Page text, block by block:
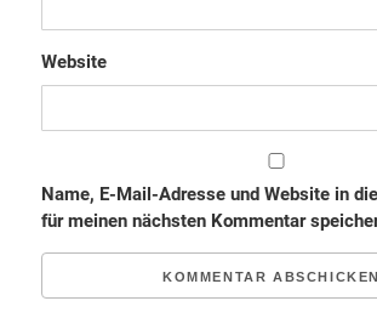
Website
Name, E-Mail-Adresse und Website in
für meinen nächsten Kommentar